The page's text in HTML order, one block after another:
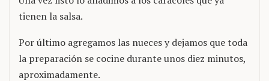
tienen la salsa.
Por último agregamos las nueces y dejamos que toda
la preparación se cocine durante unos diez minutos,
aproximadamente.